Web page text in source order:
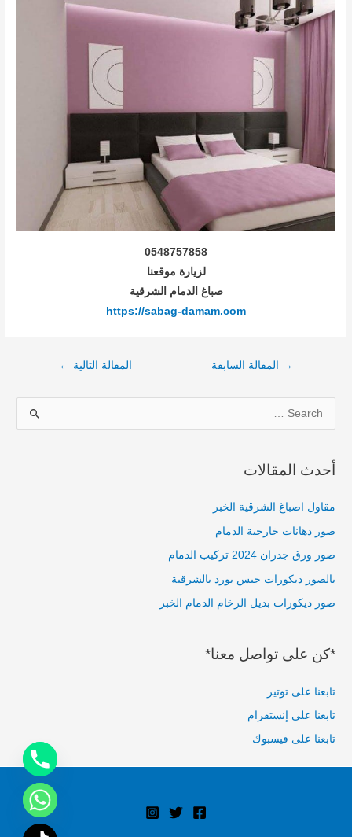
0548757858
لزيارة موقعنا
صباغ الدمام الشرقية
https://sabag-damam.com
→ المقالة السابقة المقالة التالية ←
a
r
:
أحدث المقالات
مقاول اصباغ الشرقية الخبر
صور دهانات خارجية الدمام
صور ورق جدران 2024 تركيب الدمام
بالصور ديكورات جبس بورد بالشرقية
صور ديكورات بديل الرخام الدمام الخبر
*كن على تواصل معنا*
تابعنا على توتير
تابعنا على إنستقرام
تابعنا على فيسبوك